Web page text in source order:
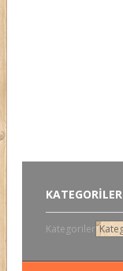
KATEGORILER
Kategoriler